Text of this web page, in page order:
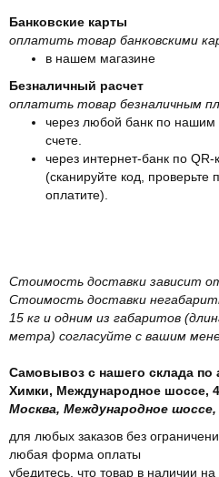
Банковские карты
оплатить товар банковскими
в нашем магазине
Безналичный расчет
оплатить товар безналичным
через любой банк по нашим
счете.
через интернет-банк по QR-
(сканируйте код, проверьте
оплатите).
Стоимость доставки зависит
Стоимость доставки
15 кг и одним из габаритов
метра) согласуйте с вашим
Самовывоз с нашего склада по
Химки, Международное шоссе,
Москва, Международное шоссе,
для любых заказов без
любая форма оплаты
убедитесь, что товар в наличии